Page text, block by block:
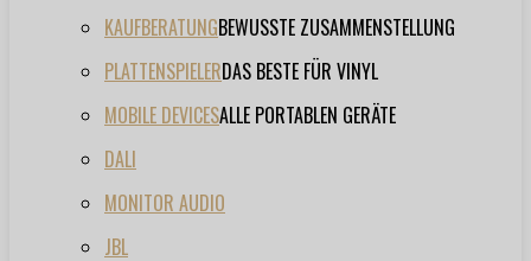
KAUFBERATUNGBEWUSSTE ZUSAMMENSTELLUNG
PLATTENSPIELERDAS BESTE FÜR VINYL
MOBILE DEVICESALLE PORTABLEN GERÄTE
DALI
MONITOR AUDIO
JBL